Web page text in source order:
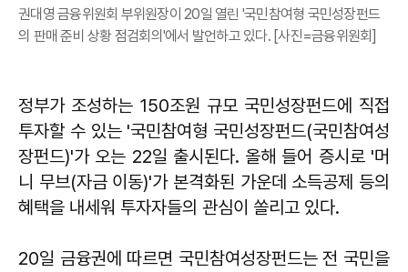
권대영 금융위원회 부위원장이 20일 열린 '국민참여형 국민성장펀드
의 판매 준비 상황 점검회의'에서 발언하고 있다. [사진=금융위원회]
정부가 조성하는 150조원 규모 국민성장펀드에 직접
투자할 수 있는 '국민참여형 국민성장펀드(국민참여성
장펀드)'가 오는 22일 출시된다. 올해 들어 증시로 '머
니 무브(자금 이동)'가 본격화된 가운데 소득공제 등의
혜택을 내세워 투자자들의 관심이 쏠리고 있다.
20일 금융권에 따르면 국민참여성장펀드는 전 국민을